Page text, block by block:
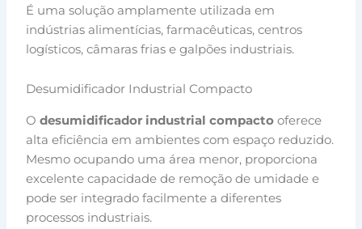
É uma solução amplamente utilizada em
indústrias alimentícias, farmacêuticas, centros
logísticos, câmaras frias e galpões industriais.
Desumidificador Industrial Compacto
Odesumidificador industrial compacto oferece
alta eficiência em ambientes com espaço reduzido.
Mesmo ocupando uma área menor, proporciona
excelente capacidade de remoção de umidade e
pode ser integrado facilmente a diferentes
processos industriais.